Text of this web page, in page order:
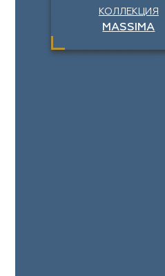
КОЛЛЕКЦИЯ
MASSIMA